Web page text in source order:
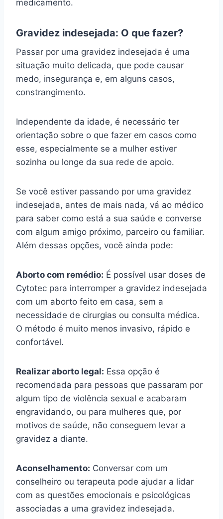
medicamento.
Gravidez indesejada: O que fazer?
Passar por uma gravidez indesejada é uma
situação muito delicada, que pode causar
medo, insegurança e, em alguns casos,
constrangimento.
Independente da idade, é necessário ter
orientação sobre o que fazer em casos como
esse, especialmente se a mulher estiver
sozinha ou longe da sua rede de apoio.
Se você estiver passando por uma gravidez
indesejada, antes de mais nada, vá ao médico
para saber como está a sua saúde e converse
com algum amigo próximo, parceiro ou familiar.
Além dessas opções, você ainda pode:
Aborto com remédio: É possível usar doses de
Cytotec para interromper a gravidez indesejada
com um aborto feito em casa, sem a
necessidade de cirurgias ou consulta médica.
O método é muito menos invasivo, rápido e
confortável.
Realizar aborto legal: Essa opção é
recomendada para pessoas que passaram por
algum tipo de violência sexual e acabaram
engravidando, ou para mulheres que, por
motivos de saúde, não conseguem levar a
gravidez a diante.
Aconselhamento: Conversar com um
conselheiro ou terapeuta pode ajudar a lidar
com as questões emocionais e psicológicas
associadas a uma gravidez indesejada.